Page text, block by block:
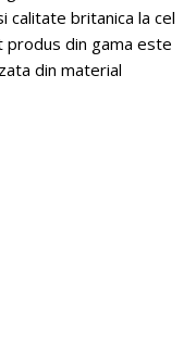
calitate britanica la cel
produs din gama este
din material